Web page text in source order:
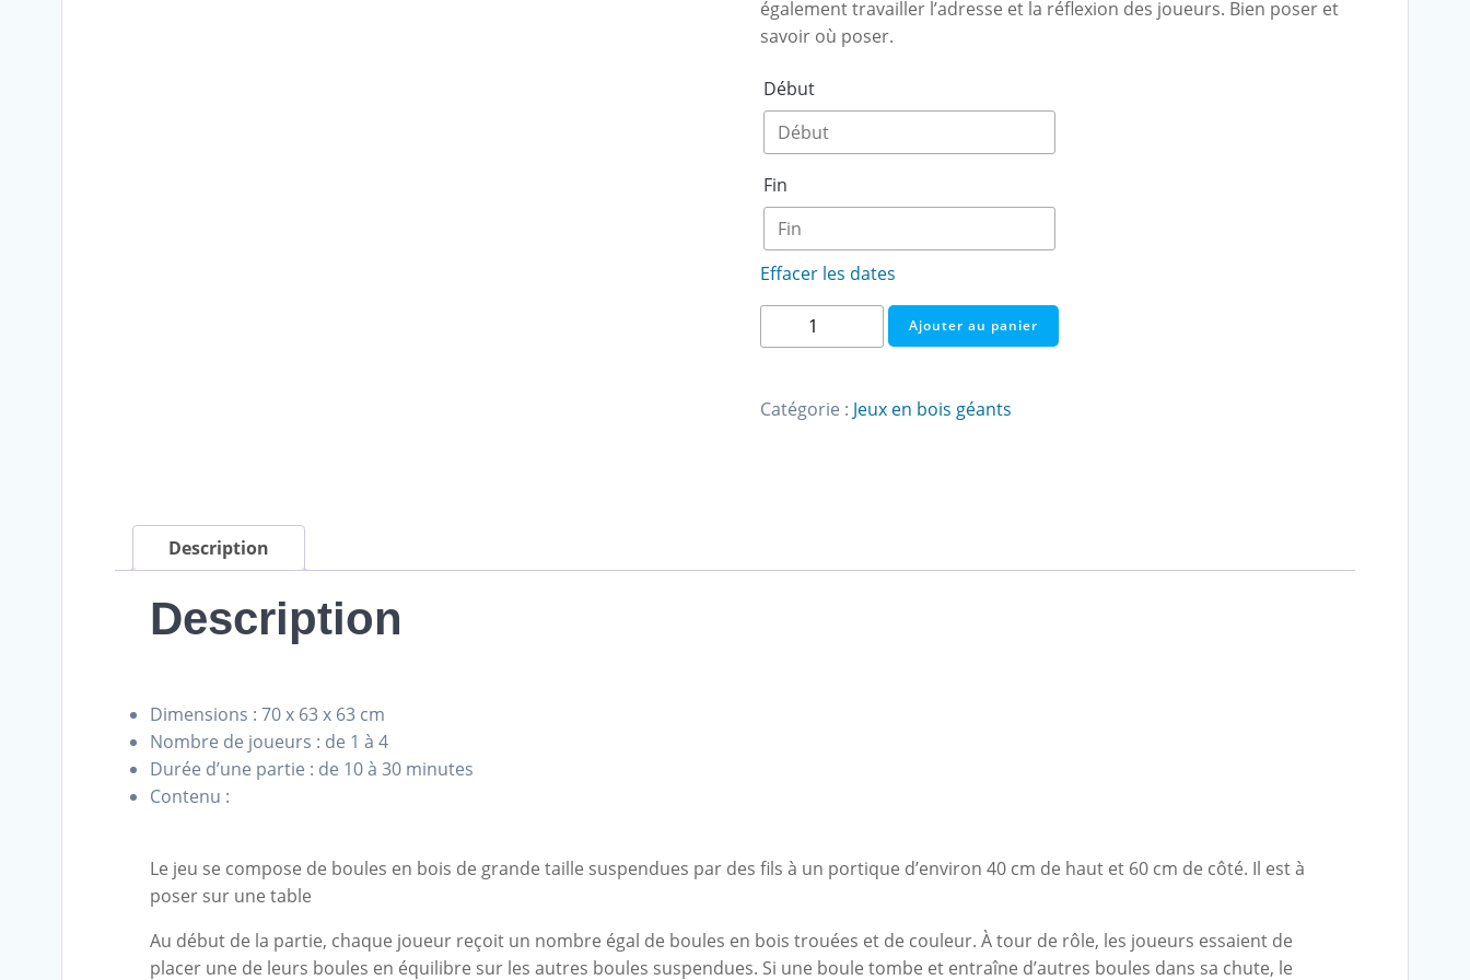
également travailler l’adresse et la réflexion des joueurs. Bien poser et
savoir où poser.
Début
Fin
Effacer les dates
quantité
de
géant
Ajouter au panier
Catégorie : Jeux en bois géants
Description
Description
Dimensions : 70 x 63 x 63 cm
Nombre de joueurs : de 1 à 4
Durée d’une partie : de 10 à 30 minutes
Contenu :
Le jeu se compose de boules en bois de grande taille suspendues par des fils à un portique d’environ 40 cm de haut et 60 cm de côté. Il est à
poser sur une table
Au début de la partie, chaque joueur reçoit un nombre égal de boules en bois trouées et de couleur. À tour de rôle, les joueurs essaient de
placer une de leurs boules en équilibre sur les autres boules suspendues. Si une boule tombe et entraîne d’autres boules dans sa chute, le